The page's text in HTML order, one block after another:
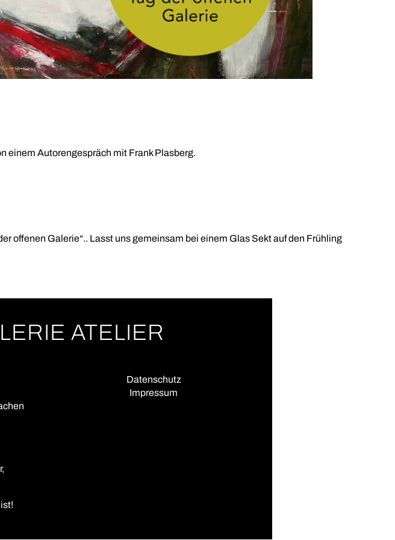
einem Autorengespräch mit Frank Plasberg.
offenen Galerie“.. Lasst uns gemeinsam bei einem Glas Sekt auf den Frühling
ATELIER
Datenschutz
Impressum